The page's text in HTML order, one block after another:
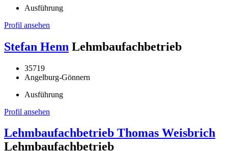
Ausführung
Profil ansehen
Stefan Henn Lehmbaufachbetrieb
35719
Angelburg-Gönnern
Ausführung
Profil ansehen
Lehmbaufachbetrieb Thomas Weisbrich
Lehmbaufachbetrieb